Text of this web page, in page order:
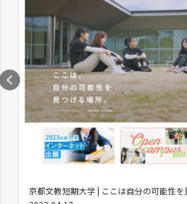
京都文教短期大学 | ここは自分の可能性